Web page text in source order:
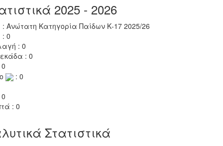
2025 - 2026
: Ανώτατη Κατηγορία Παίδων Κ-17 2025/26
: 0
: 0
: 0
: 0
: 0
Στατιστικά